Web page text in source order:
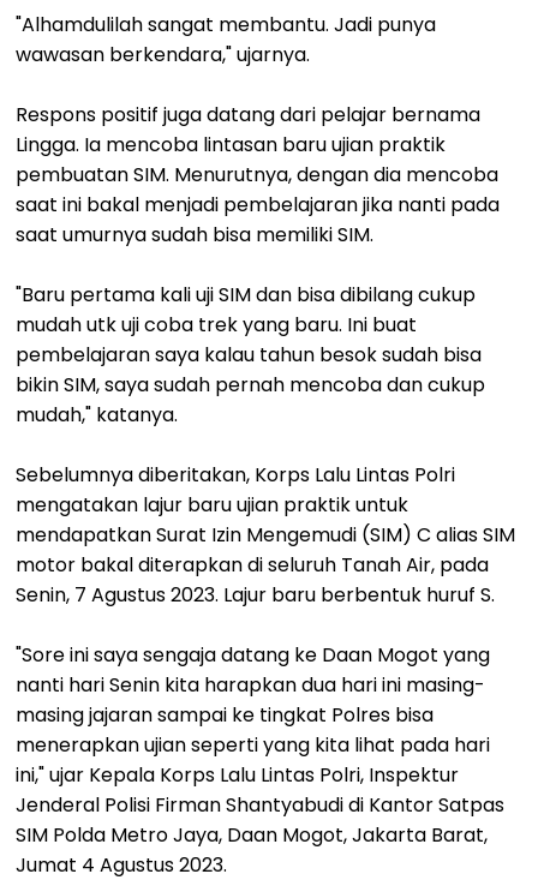
"Alhamdulilah sangat membantu. Jadi punya
wawasan berkendara," ujarnya.
Respons positif juga datang dari pelajar bernama
Lingga. Ia mencoba lintasan baru ujian praktik
pembuatan SIM. Menurutnya, dengan dia mencoba
saat ini bakal menjadi pembelajaran jika nanti pada
saat umurnya sudah bisa memiliki SIM.
"Baru pertama kali uji SIM dan bisa dibilang cukup
mudah utk uji coba trek yang baru. Ini buat
pembelajaran saya kalau tahun besok sudah bisa
bikin SIM, saya sudah pernah mencoba dan cukup
mudah," katanya.
Sebelumnya diberitakan, Korps Lalu Lintas Polri
mengatakan lajur baru ujian praktik untuk
mendapatkan Surat Izin Mengemudi (SIM) C alias SIM
motor bakal diterapkan di seluruh Tanah Air, pada
Senin, 7 Agustus 2023. Lajur baru berbentuk huruf S.
"Sore ini saya sengaja datang ke Daan Mogot yang
nanti hari Senin kita harapkan dua hari ini masing-
masing jajaran sampai ke tingkat Polres bisa
menerapkan ujian seperti yang kita lihat pada hari
ini," ujar Kepala Korps Lalu Lintas Polri, Inspektur
Jenderal Polisi Firman Shantyabudi di Kantor Satpas
SIM Polda Metro Jaya, Daan Mogot, Jakarta Barat,
Jumat 4 Agustus 2023.